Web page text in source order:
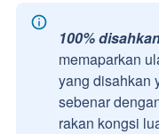
100%
memaparkan
yang disahkan
sebenar
rakan kongsi